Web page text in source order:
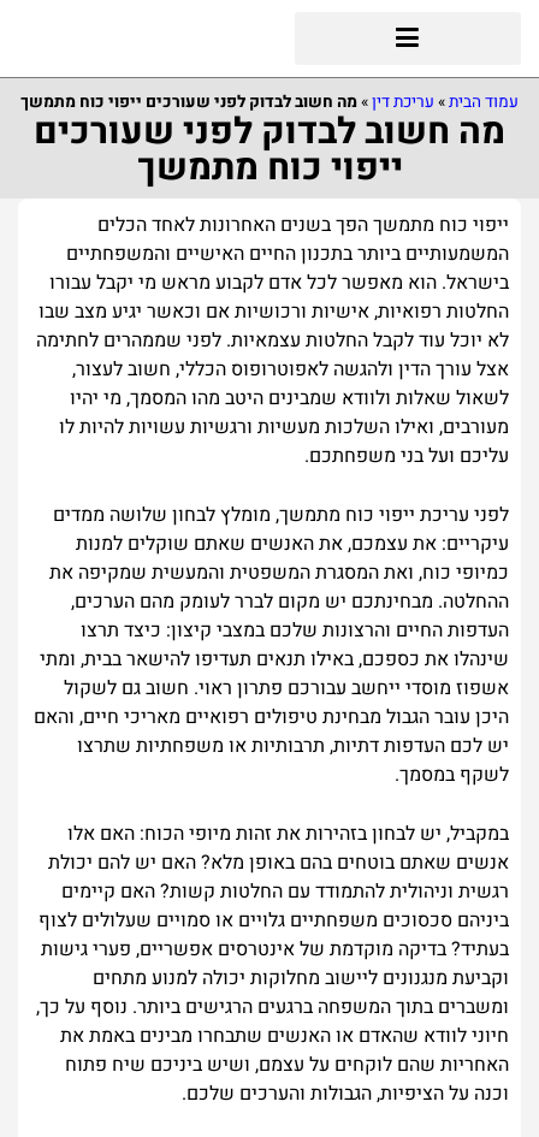
עמוד הבית» עריכת דין»מה חשוב לבדוק לפני שעורכים ייפוי כוח מתמשך
מה חשוב לבדוק לפני שעורכים
ייפוי כוח מתמשך
ייפוי כוח מתמשך הפך בשנים האחרונות לאחד הכלים
המשמעותיים ביותר בתכנון החיים האישיים והמשפחתיים
בישראל. הוא מאפשר לכל אדם לקבוע מראש מי יקבל עבורו
החלטות רפואיות, אישיות ורכושיות אם וכאשר יגיע מצב שבו
לא יוכל עוד לקבל החלטות עצמאיות. לפני שממהרים לחתימה
אצל עורך הדין ולהגשה לאפוטרופוס הכללי, חשוב לעצור,
לשאול שאלות ולוודא שמבינים היטב מהו המסמך, מי יהיו
מעורבים, ואילו השלכות מעשיות ורגשיות עשויות להיות לו
עליכם ועל בני משפחתכם.
לפני עריכת ייפוי כוח מתמשך, מומלץ לבחון שלושה ממדים
עיקריים: את עצמכם, את האנשים שאתם שוקלים למנות
כמיופי כוח, ואת המסגרת המשפטית והמעשית שמקיפה את
ההחלטה. מבחינתכם יש מקום לברר לעומק מהם הערכים,
העדפות החיים והרצונות שלכם במצבי קיצון: כיצד תרצו
שינהלו את כספכם, באילו תנאים תעדיפו להישאר בבית, ומתי
אשפוז מוסדי ייחשב עבורכם פתרון ראוי. חשוב גם לשקול
היכן עובר הגבול מבחינת טיפולים רפואיים מאריכי חיים, והאם
יש לכם העדפות דתיות, תרבותיות או משפחתיות שתרצו
לשקף במסמך.
במקביל, יש לבחון בזהירות את זהות מיופי הכוח: האם אלו
אנשים שאתם בוטחים בהם באופן מלא? האם יש להם יכולת
רגשית וניהולית להתמודד עם החלטות קשות? האם קיימים
ביניהם סכסוכים משפחתיים גלויים או סמויים שעלולים לצוף
בעתיד? בדיקה מוקדמת של אינטרסים אפשריים, פערי גישות
וקביעת מנגנונים ליישוב מחלוקות יכולה למנוע מתחים
ומשברים בתוך המשפחה ברגעים הרגישים ביותר. נוסף על כך,
חיוני לוודא שהאדם או האנשים שתבחרו מבינים באמת את
האחריות שהם לוקחים על עצמם, ושיש ביניכם שיח פתוח
וכנה על הציפיות, הגבולות והערכים שלכם.